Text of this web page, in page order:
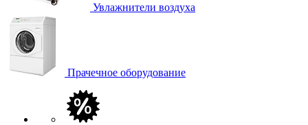
Увлажнители воздуха
Прачечное оборудование